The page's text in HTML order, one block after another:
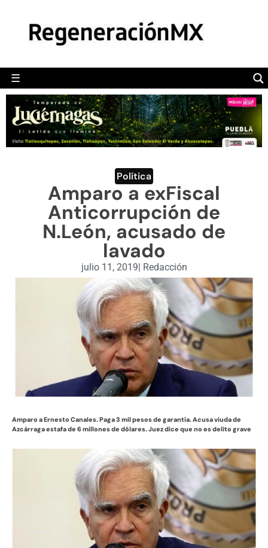
☰
POLÍTICA
CAMALEÓN
OPINIÓN
DEPORTES
ENGLISH SECTION
VIDEOS
Política
Amparo a exFiscal
Anticorrupción de
N.León, acusado de
lavado
julio 11, 2019| Redacción
Amparo a Ernesto Canales. Paga 3 mil pesos de garantía. Acusa viuda de
Azcárraga estafa de 6 millones de dólares. Juez dice que no es delito grave